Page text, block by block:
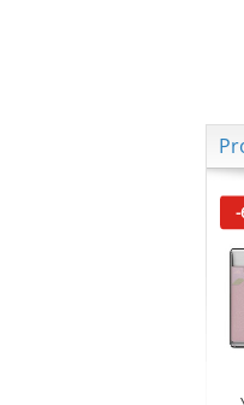
-